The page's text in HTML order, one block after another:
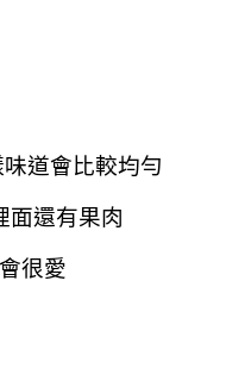
道會比較均勻
面還有果肉
很愛